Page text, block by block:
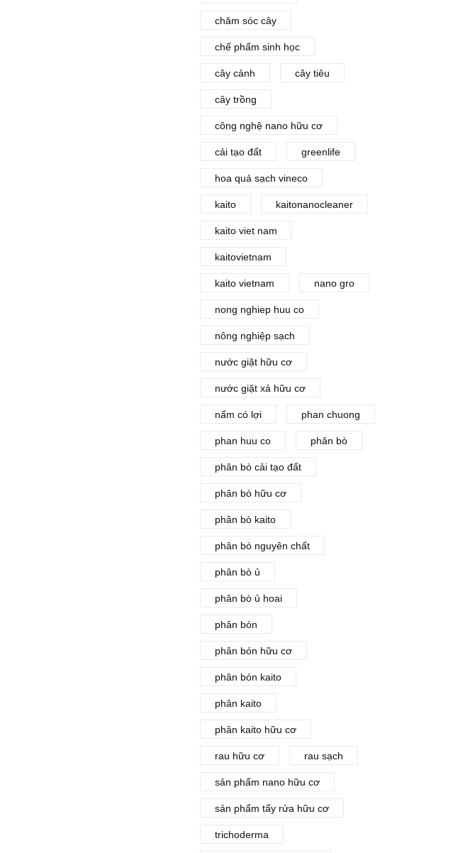
chăm sóc cây
chế phẩm sinh học
cây cảnh cây tiêu
cây trồng
công nghệ nano hữu cơ
cải tạo đất greenlife
hoa quả sạch vineco
kaito kaitonanocleaner
kaito viet nam
kaitovietnam
kaito vietnam nano gro
nong nghiep huu co
nông nghiệp sạch
nước giặt hữu cơ
nước giặt xả hữu cơ
nấm có lợi phan chuong
phan huu co phân bò
phân bò cải tạo đất
phân bò hữu cơ
phân bò kaito
phân bò nguyên chất
phân bò ủ
phân bò ủ hoai
phân bón
phân bón hữu cơ
phân bón kaito
phân kaito
phân kaito hữu cơ
rau hữu cơ rau sạch
sản phẩm nano hữu cơ
sản phẩm tẩy rửa hữu cơ
trichoderma